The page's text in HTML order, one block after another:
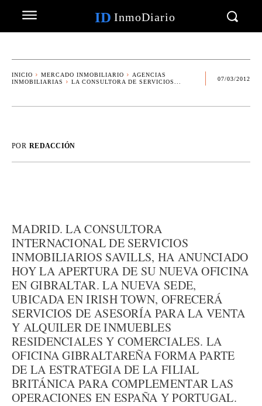
ID InmoDiario
INICIO MERCADO INMOBILIARIO
AGENCIAS
INMOBILIARIAS
LA CONSULTORA DE SERVICIOS...
07/03/2012
POR REDACCIÓN
MADRID. LA CONSULTORA
INTERNACIONAL DE SERVICIOS
INMOBILIARIOS SAVILLS, HA ANUNCIADO
HOY LA APERTURA DE SU NUEVA OFICINA
EN GIBRALTAR. LA NUEVA SEDE,
UBICADA EN IRISH TOWN, OFRECERÁ
SERVICIOS DE ASESORÍA PARA LA VENTA
Y ALQUILER DE INMUEBLES
RESIDENCIALES Y COMERCIALES. LA
OFICINA GIBRALTAREÑA FORMA PARTE
DE LA ESTRATEGIA DE LA FILIAL
BRITÁNICA PARA COMPLEMENTAR LAS
OPERACIONES EN ESPAÑA Y PORTUGAL.